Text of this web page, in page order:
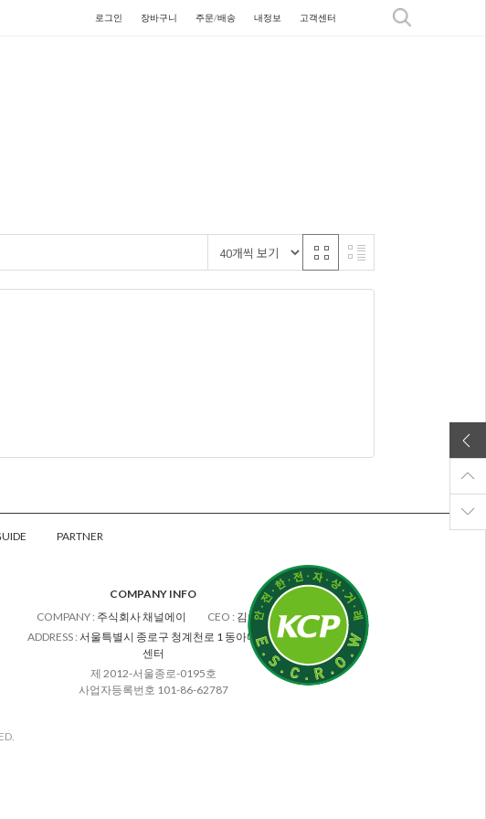
로그인 장바구니 주문/배송 내정보 고객센터
PARTNER
COMPANY INFO
COMPANY : 주식회사 채널에이 CEO : 김차수
ADDRESS: 서울특별시 종로구 청계천로 1 동아미디어
센터
제 2012-서울종로-0195호
사업자등록번호 101-86-62787